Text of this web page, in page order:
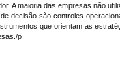
A maioria das empresas não
decisão são controles
que orientam as
p